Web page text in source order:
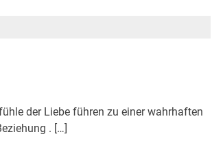
der Liebe führen zu einer wahrhaften
. […]